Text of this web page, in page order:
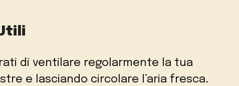
di ventilare regolarmente la tua
e lasciando circolare l’aria fresca.